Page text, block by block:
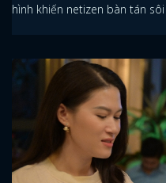
hình khiến netizen bàn tán